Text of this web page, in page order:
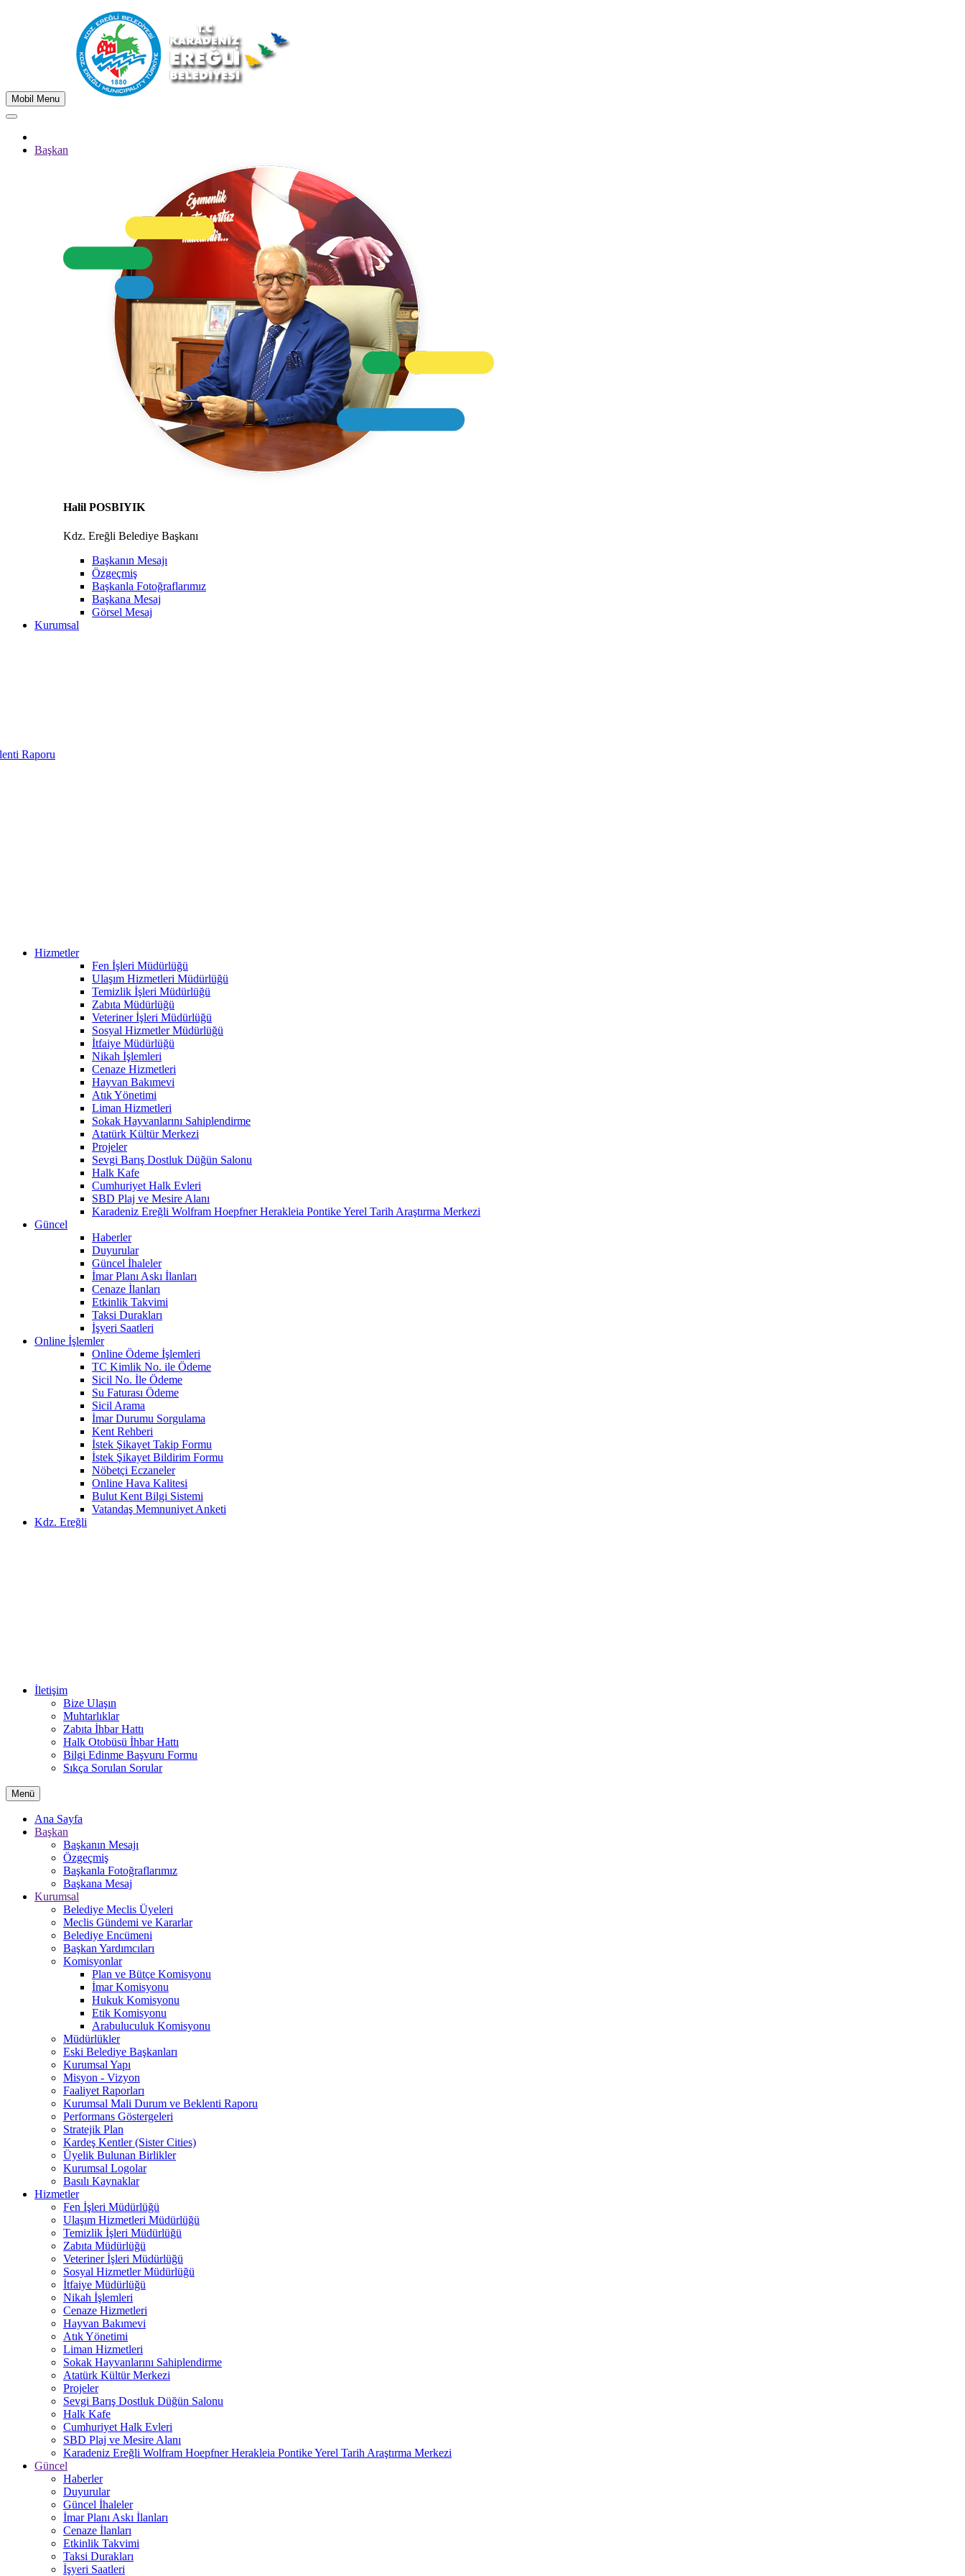
Mobil Menu
Başkan
Halil POSBIYIK
Kdz. Ereğli Belediye Başkanı
Başkanın Mesajı
Özgeçmiş
Başkanla Fotoğraflarımız
Başkana Mesaj
Görsel Mesaj
Kurumsal
Raporu
Hizmetler
Fen İşleri Müdürlüğü
Ulaşım Hizmetleri Müdürlüğü
Temizlik İşleri Müdürlüğü
Zabıta Müdürlüğü
Veteriner İşleri Müdürlüğü
Sosyal Hizmetler Müdürlüğü
İtfaiye Müdürlüğü
Nikah İşlemleri
Cenaze Hizmetleri
Hayvan Bakımevi
Atık Yönetimi
Liman Hizmetleri
Sokak Hayvanlarını Sahiplendirme
Atatürk Kültür Merkezi
Projeler
Sevgi Barış Dostluk Düğün Salonu
Halk Kafe
Cumhuriyet Halk Evleri
SBD Plaj ve Mesire Alanı
Karadeniz Ereğli Wolfram Hoepfner Herakleia Pontike Yerel Tarih Araştırma Merkezi
Güncel
Haberler
Duyurular
Güncel İhaleler
İmar Planı Askı İlanları
Cenaze İlanları
Etkinlik Takvimi
Taksi Durakları
İşyeri Saatleri
Online İşlemler
Online Ödeme İşlemleri
TC Kimlik No. ile Ödeme
Sicil No. İle Ödeme
Su Faturası Ödeme
Sicil Arama
İmar Durumu Sorgulama
Kent Rehberi
İstek Şikayet Takip Formu
İstek Şikayet Bildirim Formu
Nöbetçi Eczaneler
Online Hava Kalitesi
Bulut Kent Bilgi Sistemi
Vatandaş Memnuniyet Anketi
Kdz. Ereğli
İletişim
Bize Ulaşın
Muhtarlıklar
Zabıta İhbar Hattı
Halk Otobüsü İhbar Hattı
Bilgi Edinme Başvuru Formu
Sıkça Sorulan Sorular
Menü
Ana Sayfa
Başkan
Başkanın Mesajı
Özgeçmiş
Başkanla Fotoğraflarımız
Başkana Mesaj
Kurumsal
Belediye Meclis Üyeleri
Meclis Gündemi ve Kararlar
Belediye Encümeni
Başkan Yardımcıları
Komisyonlar
Plan ve Bütçe Komisyonu
İmar Komisyonu
Hukuk Komisyonu
Etik Komisyonu
Arabuluculuk Komisyonu
Müdürlükler
Eski Belediye Başkanları
Kurumsal Yapı
Misyon - Vizyon
Faaliyet Raporları
Kurumsal Mali Durum ve Beklenti Raporu
Performans Göstergeleri
Stratejik Plan
Kardeş Kentler (Sister Cities)
Üyelik Bulunan Birlikler
Kurumsal Logolar
Basılı Kaynaklar
Hizmetler
Fen İşleri Müdürlüğü
Ulaşım Hizmetleri Müdürlüğü
Temizlik İşleri Müdürlüğü
Zabıta Müdürlüğü
Veteriner İşleri Müdürlüğü
Sosyal Hizmetler Müdürlüğü
İtfaiye Müdürlüğü
Nikah İşlemleri
Cenaze Hizmetleri
Hayvan Bakımevi
Atık Yönetimi
Liman Hizmetleri
Sokak Hayvanlarını Sahiplendirme
Atatürk Kültür Merkezi
Projeler
Sevgi Barış Dostluk Düğün Salonu
Halk Kafe
Cumhuriyet Halk Evleri
SBD Plaj ve Mesire Alanı
Karadeniz Ereğli Wolfram Hoepfner Herakleia Pontike Yerel Tarih Araştırma Merkezi
Güncel
Haberler
Duyurular
Güncel İhaleler
İmar Planı Askı İlanları
Cenaze İlanları
Etkinlik Takvimi
Taksi Durakları
İşyeri Saatleri